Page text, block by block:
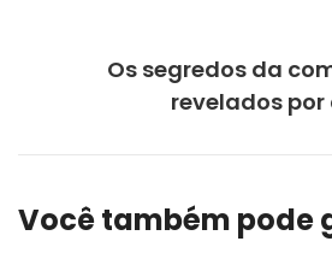
Os segredos da
revelados
Você também pode